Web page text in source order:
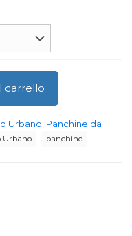
carrello
Urbano Panchine da
Urbano panchine